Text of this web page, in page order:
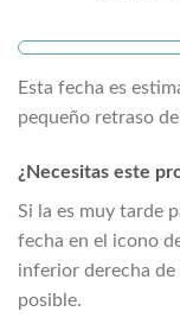
Esta fecha es
pequeño retraso
¿Necesitas este
Si la es muy tarde
fecha en el icono
inferior derecha
posible.